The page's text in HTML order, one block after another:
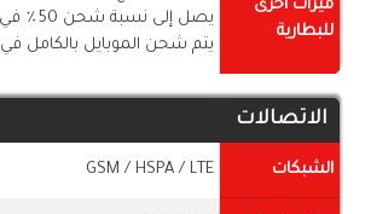
ميزات أخرى
للبطارية
يصل إلى نسبة شحن 50٪ في 31 دقيقة
يتم شحن الموبايل بالكامل في 75 دقيقة
الاتصالات
الشبكات GSM / HSPA / LTE